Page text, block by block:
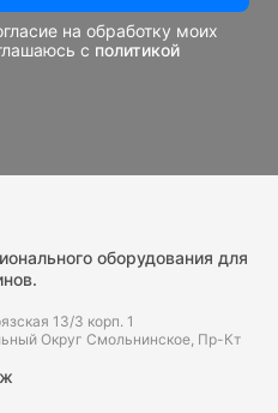
на обработку моих
с политикой
оборудования для
13/3 корп. 1
Округ Смольнинское, Пр-Кт